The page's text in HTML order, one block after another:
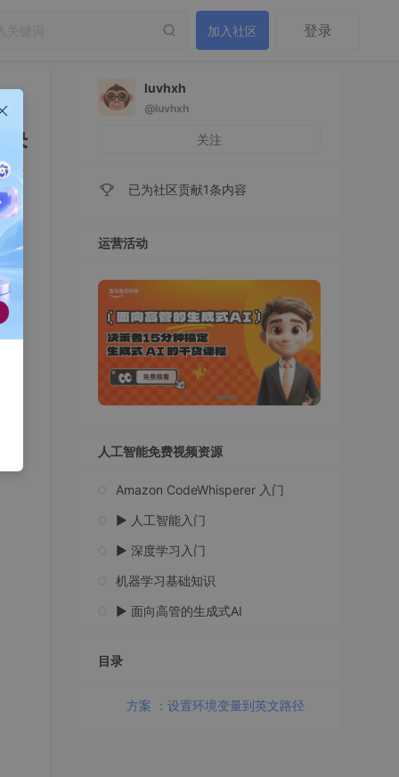
加入社区 登录
luvhxh
@luvhxh
关注
已为社区贡献1条内容
运营活动
人工智能免费视频资源
Amazon CodeWhisperer 入门
▶️ 人工智能入门
▶️ 深度学习入门
机器学习基础知识
▶️ 面向高管的生成式AI
目录
方案 ：设置环境变量到英文路径